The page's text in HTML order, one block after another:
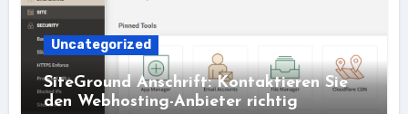
Uncategorized
SiteGround Anschrift: Kontaktieren Sie
den Webhosting-Anbieter richtig